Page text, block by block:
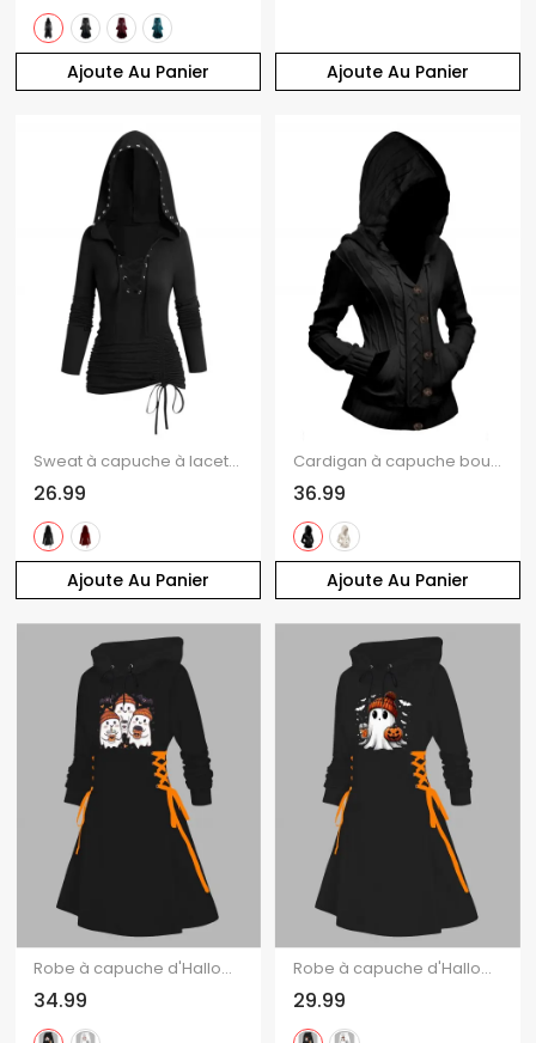
Ajoute Au Panier Ajoute Au Panier
Ajoute Au Panier
Sweat à capuche à lacets de couleur unie, haut à manches longues et œillets cintré
26.99
Ajoute Au Panier
Cardigan à capuche boutonné en tricot torsadé, couleur unie, manches longues, décontracté
36.99
Robe à capuche d'Halloween, mini-robe à lacets et cordons de serrage, imprimé fantôme chauve-souris
34.99
Robe à capuche d'Halloween, mini-robe à lacets et cordons de serrage, imprimé citrouille fantôme
29.99